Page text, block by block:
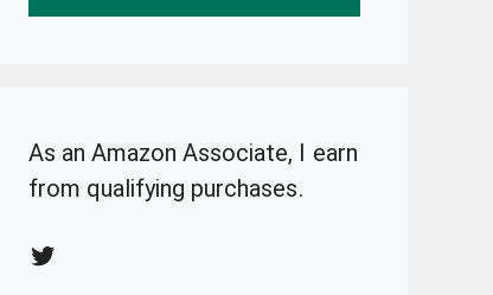
As an Amazon Associate, I earn
from qualifying purchases.
Twitter